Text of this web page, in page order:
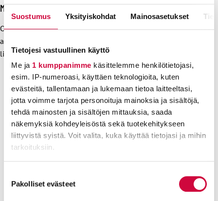
Suostumus Yksityiskohdat Mainosasetukset
Tietojesi vastuullinen käyttö
Me ja 1 kumppanimme käsittelemme henkilötietojasi,
esim. IP-numeroasi, käyttäen teknologioita, kuten
evästeitä, tallentamaan ja lukemaan tietoa laitteeltasi,
jotta voimme tarjota personoituja mainoksia ja sisältöjä,
tehdä mainosten ja sisältöjen mittauksia, saada
näkemyksiä kohdeyleisöstä sekä tuotekehitykseen
liittyvistä syistä. Voit valita, kuka käyttää tietojasi ja mihin
tarkoituksiin.
voit määrittää asetuksesi
. Voit muuttaa
valinta
Pakolliset evästeet
Muut ehdot / erityinen koulutustehtävä
Osana JHL-opiston koulutustehtävää on työelämän
aktiiviseen kansalaisuuteen ja työelämän kehittämiseen
liittyvä koulutus.
SAAPUMISOHJEET
Näin pääset JHL-opistolle
YHTEYSTIEDOT
JHL-opiston henkilöstön yhteystiedot
HÄIRINTÄYHDYSHENKILÖT
Suomen Kansanopistoyhdistys